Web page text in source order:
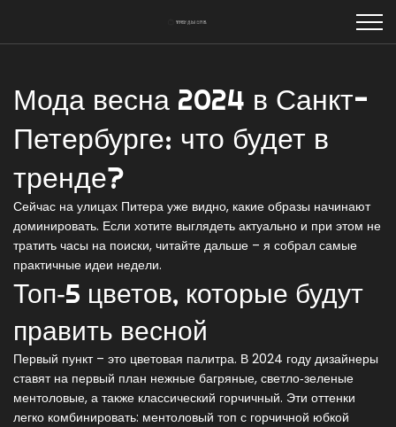
Мода весна 2024 в Санкт-
Петербурге: что будет в
тренде?
Сейчас на улицах Питера уже видно, какие образы начинают
доминировать. Если хотите выглядеть актуально и при этом не
тратить часы на поиски, читайте дальше – я собрал самые
практичные идеи недели.
Топ‑5 цветов, которые будут
править весной
Первый пункт – это цветовая палитра. В 2024 году дизайнеры
ставят на первый план нежные багряные, светло‑зеленые
ментоловые, а также классический горчичный. Эти оттенки
легко комбинировать: ментоловый топ с горчичной юбкой